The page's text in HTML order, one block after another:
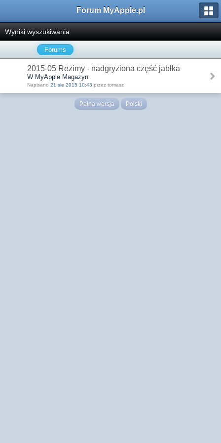
Forum MyApple.pl
Wyniki wyszukiwania
Forums
2015-05 Reżimy - nadgryziona część jabłka
W MyApple Magazyn
Napisano 21 sie 2015 10:43 przez tomasz
Pełna wersja Polski